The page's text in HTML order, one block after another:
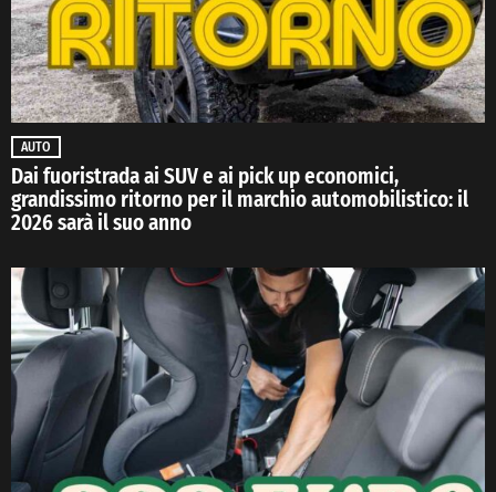
AUTO
Dai fuoristrada ai SUV e ai pick up economici,
grandissimo ritorno per il marchio automobilistico: il
2026 sarà il suo anno